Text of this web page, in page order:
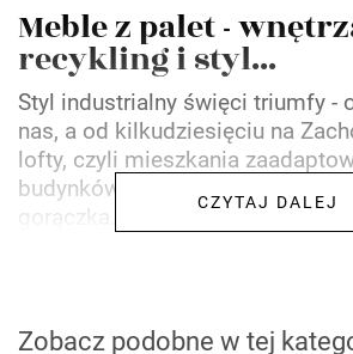
Meble z palet -
recykling i styl...
Styl industrialny święci triumfy -
nas, a od kilkudziesięciu na
lofty, czyli mieszkania
budynków fabrycznych i
gorączka...
CZYTAJ DALEJ
Zobacz podobne w tej